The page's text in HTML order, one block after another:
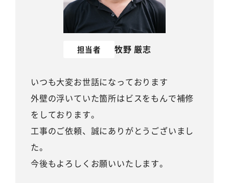
担当者 牧野 厳志
いつも大変お世話になっております
外壁の浮いていた箇所はビスをもんで補修
をしております。
工事のご依頼、誠にありがとうございまし
た。
今後もよろしくお願いいたします。